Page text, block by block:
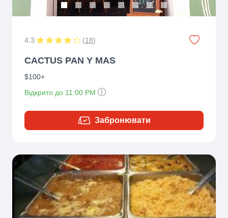
4.3 (18)
CACTUS PAN Y MAS
$100+
Відкрито до 11:00 PM
Забронювати